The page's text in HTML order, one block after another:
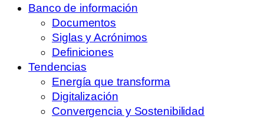
Banco de información
Documentos
Siglas y Acrónimos
Definiciones
Tendencias
Energía que transforma
Digitalización
Convergencia y Sostenibilidad